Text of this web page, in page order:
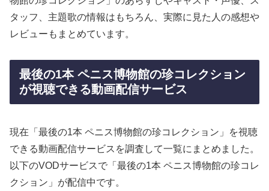
タッフ、主題歌の情報はもちろん、実際に見た人の感想や
レビューもまとめています。
最後の1本 ペニス博物館の珍コレクション
が視聴できる動画配信サービス
現在「最後の1本 ペニス博物館の珍コレクション」を視聴
できる動画配信サービスを調査して一覧にまとめました。
以下のVODサービスで「最後の1本 ペニス博物館の珍コレ
クション」が配信中です。